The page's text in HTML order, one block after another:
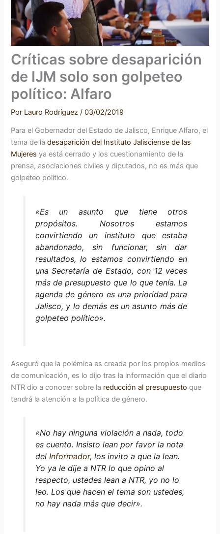
Críticas sobre desaparición
de IJM solo son golpeteo
político: Alfaro
Por Lauro Rodríguez/03/02/2019
Para el Gobernador del Estado de Jalisco, Enrique Alfaro, el
tema de ladesaparición del Instituto Jalisciense de las
Mujeres ya está cerrado y los cuestionamiento de la
prensa, asociaciones civiles y diputados, no es más que
golpeteo político.
«Es un asunto que tiene otros
propósitos. Nosotros estamos
convirtiendo un instituto que estaba
abandonado, sin funcionar, sin dar
resultados, lo estamos convirtiendo en
una Secretaría de Estado, con 12 veces
más de presupuesto que lo que tenía. La
agenda de género es una prioridad para
Jalisco, y lo demás es un asunto más de
golpeteo político».
Aseguró que la polémica es creada por los propios medios
de comunicación, es lo dijo tras la información que el diario
NTR dio a conocer sobre la reducción al presupuesto que
tendrá la atención a la política de género.
«No hay ninguna violación a nada, todo
es cuento. Insisto lean por favor la nota
delInformador, los invito a que la lean.
Yo ya le dije a NTR lo que opino al
respecto, ustedes lean a NTR, yo no lo
leo. Los que hacen el tema son ustedes,
no hay nada más que decir».